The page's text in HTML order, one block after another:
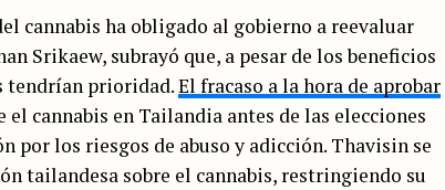
cannabis ha obligado al gobierno a reevaluar
Srikaew, subrayó que, a pesar de los beneficios
tendrían prioridad.El fracaso a la hora de aprobar
el cannabis en Tailandia antes de las elecciones
por los riesgos de abuso y adicción. Thavisin se
tailandesa sobre el cannabis, restringiendo su